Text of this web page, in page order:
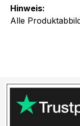
Hinweis:
Alle